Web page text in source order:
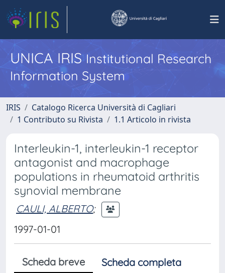
UNICA IRISInstitutional Research
Information System
IRIS
Catalogo Ricerca Università di Cagliari
1 Contributo su Rivista
1.1 Articolo in rivista
Interleukin-1, interleukin-1 receptor
antagonist and macrophage
populations in rheumatoid arthritis
synovial membrane
CAULI, ALBERTO;
1997-01-01
Scheda breve
Scheda completa